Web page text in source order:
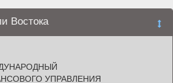
Востока
УПРАВЛЕНИЯ